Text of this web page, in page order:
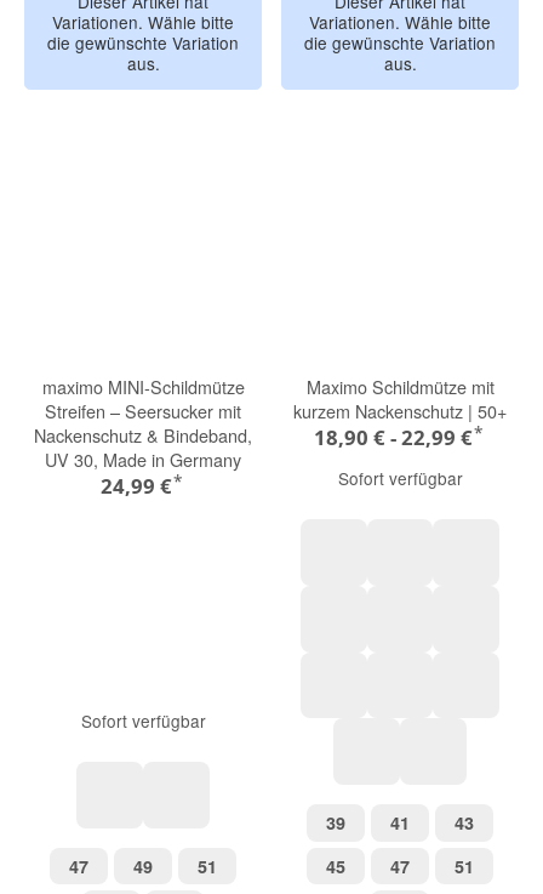
Variationen. Wähle bitte
die gewünschte Variation
aus.
Variationen. Wähle bitte
die gewünschte Variation
aus.
maximo MINI-Schildmütze
Streifen – Seersucker mit
Nackenschutz & Bindeband,
UV 30, Made in Germany
24,99 €*
Sofort verfügbar
4747 4949 51
Maximo Schildmütze mit
kurzem Nackenschutz | 50+
18,90 € -22,99 €*
Sofort verfügbar
3939 41 4343
4545 4747 51